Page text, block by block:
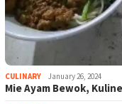
CULINARY January 26, 2024
Mie Ayam Bewok,